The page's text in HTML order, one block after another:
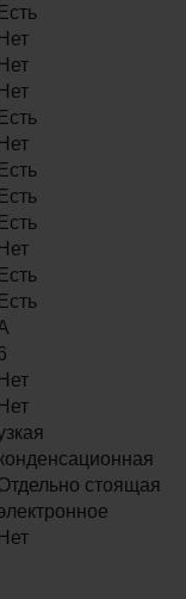
Есть
Нет
Нет
Нет
Есть
Нет
Есть
Есть
Есть
Нет
Есть
Есть
Нет
Нет
стоящая
Нет